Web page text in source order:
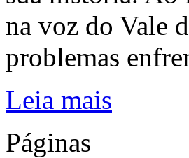
na voz do Vale
problemas
Leia mais
Páginas